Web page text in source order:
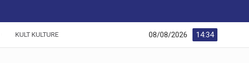
KULT KULTURE 14:34
08/08/2026